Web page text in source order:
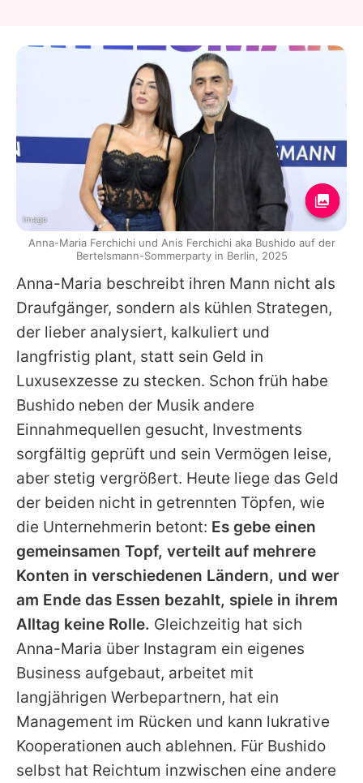
Anna-Maria beschreibt ihren Mann nicht als
Draufgänger, sondern als kühlen Strategen,
der lieber analysiert, kalkuliert und
langfristig plant, statt sein Geld in
Luxusexzesse zu stecken. Schon früh habe
Bushido neben der Musik andere
Einnahmequellen gesucht, Investments
sorgfältig geprüft und sein Vermögen leise,
aber stetig vergrößert. Heute liege das Geld
der beiden nicht in getrennten Töpfen, wie
die Unternehmerin betont: Es gebe einen
gemeinsamen Topf, verteilt auf mehrere
Konten in verschiedenen Ländern, und wer
am Ende das Essen bezahlt, spiele in ihrem
Alltag keine Rolle. Gleichzeitig hat sich
Anna-Maria über Instagram ein eigenes
Business aufgebaut, arbeitet mit
langjährigen Werbepartnern, hat ein
Management im Rücken und kann lukrative
Kooperationen auch ablehnen. Für Bushido
selbst hat Reichtum inzwischen eine andere
Imago
Anna-Maria Ferchichi und Anis Ferchichi aka Bushido auf der
Bertelsmann-Sommerparty in Berlin, 2025